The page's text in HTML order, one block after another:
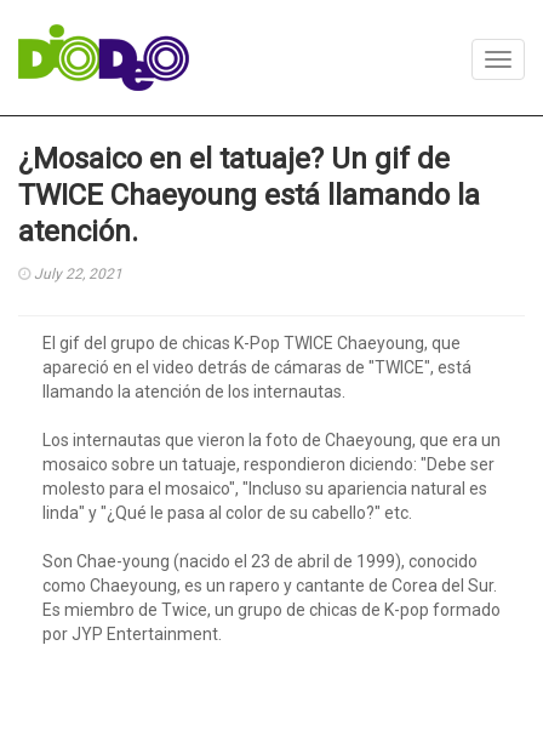
¿Mosaico en el tatuaje? Un gif de
TWICE Chaeyoung está llamando la
atención.
July 22, 2021
El gif del grupo de chicas K-Pop TWICE Chaeyoung, que
apareció en el video detrás de cámaras de "TWICE", está
llamando la atención de los internautas.
Los internautas que vieron la foto de Chaeyoung, que era un
mosaico sobre un tatuaje, respondieron diciendo: "Debe ser
molesto para el mosaico", "Incluso su apariencia natural es
linda" y "¿Qué le pasa al color de su cabello?" etc.
Son Chae-young (nacido el 23 de abril de 1999), conocido
como Chaeyoung, es un rapero y cantante de Corea del Sur.
Es miembro de Twice, un grupo de chicas de K-pop formado
por JYP Entertainment.